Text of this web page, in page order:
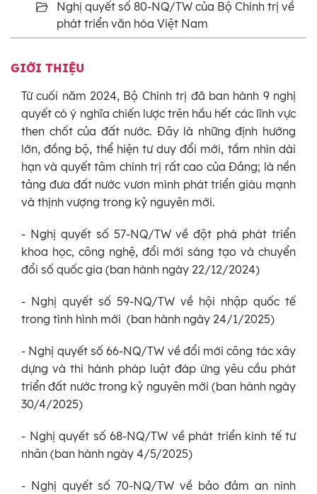
Nghị quyết số 80-NQ/TW của Bộ Chính trị về
phát triển văn hóa Việt Nam
GIỚI THIỆU
Từ cuối năm 2024, Bộ Chính trị đã ban hành 9 nghị
quyết có ý nghĩa chiến lược trên hầu hết các lĩnh vực
then chốt của đất nước. Đây là những định hướng
lớn, đồng bộ, thể hiện tư duy đổi mới, tầm nhìn dài
hạn và quyết tâm chính trị rất cao của Đảng; là nền
tảng đưa đất nước vươn mình phát triển giàu mạnh
và thịnh vượng trong kỷ nguyên mới.
- Nghị quyết số 57-NQ/TW về đột phá phát triển
khoa học, công nghệ, đổi mới sáng tạo và chuyển
đổi số quốc gia (ban hành ngày 22/12/2024)
- Nghị quyết số 59-NQ/TW về hội nhập quốc tế
trong tình hình mới (ban hành ngày 24/1/2025)
- Nghị quyết số 66-NQ/TW về đổi mới công tác xây
dựng và thi hành pháp luật đáp ứng yêu cầu phát
triển đất nước trong kỷ nguyên mới (ban hành ngày
30/4/2025)
- Nghị quyết số 68-NQ/TW về phát triển kinh tế tư
nhân (ban hành ngày 4/5/2025)
- Nghị quyết số 70-NQ/TW về bảo đảm an ninh